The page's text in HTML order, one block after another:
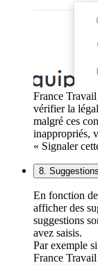
France
vérifier la
malgré ces
inappropriés,
« Signaler
8.
En fonction
afficher des
suggestions
avez saisis.
Par exemple
France